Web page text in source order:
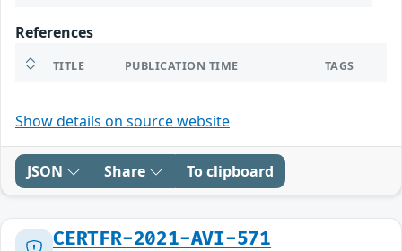
References
TITLE PUBLICATION TIME TAGS
Show details on source website
JSON Share To clipboard
CERTFR-2021-AVI-571